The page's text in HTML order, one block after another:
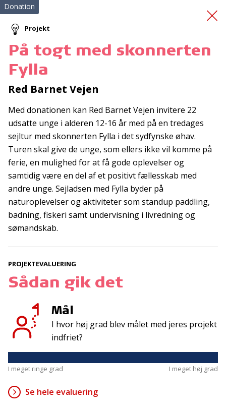
Førstehjælpskurser
Donation
Projekt
På togt med skonnerten
Fylla
Red Barnet Vejen
Med donationen kan Red Barnet Vejen invitere 22
udsatte unge i alderen 12-16 år med på en tredages
sejltur med skonnerten Fylla i det sydfynske øhav.
Turen skal give de unge, som ellers ikke vil komme på
ferie, en mulighed for at få gode oplevelser og
samtidig være en del af et positivt fællesskab med
andre unge. Sejladsen med Fylla byder på
naturoplevelser og aktiviteter som standup paddling,
badning, fiskeri samt undervisning i livredning og
sømandskab.
PROJEKTEVALUERING
Sådan gik det
Mål
I hvor høj grad blev målet med jeres projekt
indfriet?
I meget ringe grad I meget høj grad
Se hele evaluering
Tilmeld nyhedsbrev
De seneste nyheder om TrygFondens og TryghedsGruppens
aktiviteter direkte i din indbakke.
Tilmeld
TrygFonden
T:45 26 08 00
TryghedsGruppen
T:
45 26 08 26
info@tryghedsgruppen.dk
Fakturering